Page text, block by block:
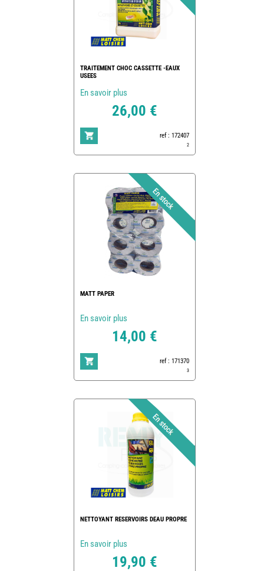
TRAITEMENT CHOC CASSETTE -EAUX
USEES
En savoir plus
26,00 €
ref : 172407
2
MATT PAPER
En savoir plus
14,00 €
ref : 171370
3
NETTOYANT RESERVOIRS DEAU PROPRE
En savoir plus
19,90 €